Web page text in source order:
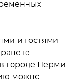
и гостями
городе Перми.
можно